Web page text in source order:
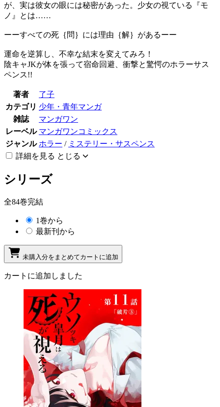
が、実は彼女の眼には秘密があった。少女の視ている『モ
ノ』とは……
ーーすべての死｛問｝には理由｛解｝があるーー
運命を逆算し、不幸な結末を変えてみろ！
陰キャJKが体を張って宿命回避、衝撃と驚愕のホラーサス
ペンス!!
著者
了子
カテゴリ 少年・青年マンガ
雑誌
マンガワン
レーベル マンガワンコミックス
ジャンル ホラー / ミステリー・サスペンス
詳細を見る とじる
シリーズ
全84巻完結
1巻から
最新刊から
未購入分をまとめてカートに追加
カートに追加しました